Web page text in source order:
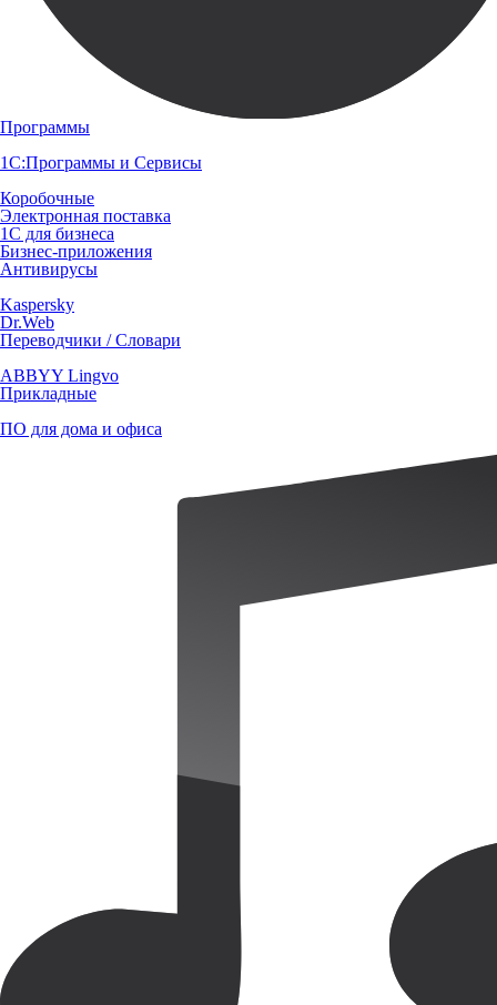
Программы
1С:Программы и Сервисы
Коробочные
Электронная поставка
1С для бизнеса
Бизнес-приложения
Антивирусы
Kaspersky
Dr.Web
Переводчики / Словари
ABBYY Lingvo
Прикладные
ПО для дома и офиса